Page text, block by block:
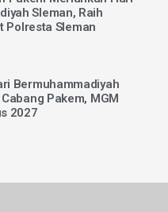
Sleman, Raih
Polresta Sleman
Bermuhammadiyah
Pakem, MGM
2027